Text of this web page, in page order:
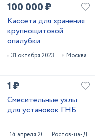
100 000 ₽
Кассета для хранения
крупнощитовой
опалубки
31 октября 2023 Москва
1 ₽
Смесительные узлы
для установок ГНБ
14 апреля 2022 Ростов-на-Дону